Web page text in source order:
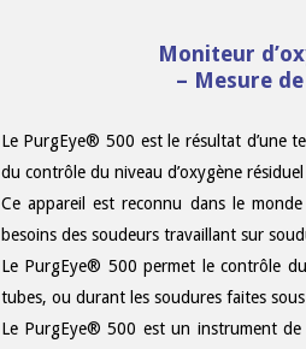
Moniteur
– Mesure
Le PurgEye® 500 est le résultat d’une
du contrôle du niveau d’oxygène
Ce appareil est reconnu dans le
besoins des soudeurs travaillant sur
Le PurgEye® 500 permet le contrôle
tubes, ou durant les soudures faites
Le PurgEye® 500 est un instrument de